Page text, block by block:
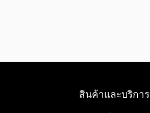
สินค้าและบริการ